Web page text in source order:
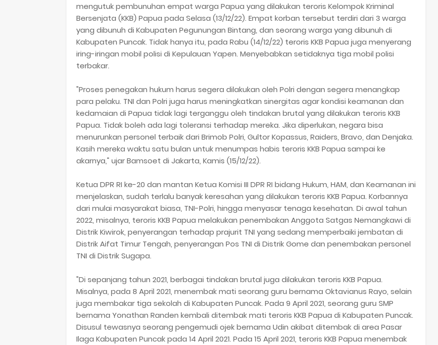
mengutuk pembunuhan empat warga Papua yang dilakukan teroris Kelompok Kriminal
Bersenjata (KKB) Papua pada Selasa (13/12/22). Empat korban tersebut terdiri dari 3 warga
yang dibunuh di Kabupaten Pegunungan Bintang, dan seorang warga yang dibunuh di
Kabupaten Puncak. Tidak hanya itu, pada Rabu (14/12/22) teroris KKB Papua juga menyerang
iring-iringan mobil polisi di Kepulauan Yapen. Menyebabkan setidaknya tiga mobil polisi
terbakar.
"Proses penegakan hukum harus segera dilakukan oleh Polri dengan segera menangkap
para pelaku. TNI dan Polri juga harus meningkatkan sinergitas agar kondisi keamanan dan
kedamaian di Papua tidak lagi terganggu oleh tindakan brutal yang dilakukan teroris KKB
Papua. Tidak boleh ada lagi toleransi terhadap mereka. Jika diperlukan, negara bisa
menurunkan personel terbaik dari Brimob Polri, Gultor Kopassus, Raiders, Bravo, dan Denjaka.
Kasih mereka waktu satu bulan untuk menumpas habis teroris KKB Papua sampai ke
akarnya," ujar Bamsoet di Jakarta, Kamis (15/12/22).
Ketua DPR RI ke-20 dan mantan Ketua Komisi III DPR RI bidang Hukum, HAM, dan Keamanan ini
menjelaskan, sudah terlalu banyak keresahan yang dilakukan teroris KKB Papua. Korbannya
dari mulai masyarakat biasa, TNI-Polri, hingga menyasar tenaga kesehatan. Di awal tahun
2022, misalnya, teroris KKB Papua melakukan penembakan Anggota Satgas Nemangkawi di
Distrik Kiwirok, penyerangan terhadap prajurit TNI yang sedang memperbaiki jembatan di
Distrik Aifat Timur Tengah, penyerangan Pos TNI di Distrik Gome dan penembakan personel
TNI di Distrik Sugapa.
"Di sepanjang tahun 2021, berbagai tindakan brutal juga dilakukan teroris KKB Papua.
Misalnya, pada 8 April 2021, menembak mati seorang guru bernama Oktavianus Rayo, selain
juga membakar tiga sekolah di Kabupaten Puncak. Pada 9 April 2021, seorang guru SMP
bernama Yonathan Randen kembali ditembak mati teroris KKB Papua di Kabupaten Puncak.
Disusul tewasnya seorang pengemudi ojek bernama Udin akibat ditembak di area Pasar
Ilaga Kabupaten Puncak pada 14 April 2021. Pada 15 April 2021, teroris KKB Papua menembak